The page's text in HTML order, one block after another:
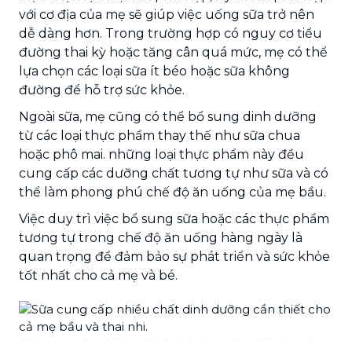
với cơ địa của mẹ sẽ giúp việc uống sữa trở nên
dễ dàng hơn. Trong trường hợp có nguy cơ tiểu
đường thai kỳ hoặc tăng cân quá mức, mẹ có thể
lựa chọn các loại sữa ít béo hoặc sữa không
đường để hỗ trợ sức khỏe.
Ngoài sữa, mẹ cũng có thể bổ sung dinh dưỡng
từ các loại thực phẩm thay thế như sữa chua
hoặc phô mai. những loại thực phẩm này đều
cung cấp các dưỡng chất tương tự như sữa và có
thể làm phong phú chế độ ăn uống của mẹ bầu.
Việc duy trì việc bổ sung sữa hoặc các thực phẩm
tương tự trong chế độ ăn uống hàng ngày là
quan trọng để đảm bảo sự phát triển và sức khỏe
tốt nhất cho cả mẹ và bé.